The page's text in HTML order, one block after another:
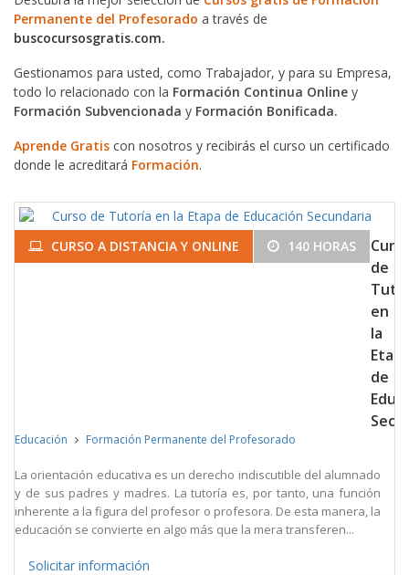
Permanente del Profesorado a través de
buscocursosgratis.com.
Gestionamos para usted, como Trabajador, y para su Empresa,
todo lo relacionado con la Formación Continua Online y
Formación Subvencionada y Formación Bonificada.
Aprende Gratis con nosotros y recibirás el curso un certificado
donde le acreditará Formación.
CURSO A DISTANCIA Y ONLINE 140 HORAS
de
en
la
de
Educación Formación Permanente del Profesorado
La orientación educativa es un derecho indiscutible del alumnado
y de sus padres y madres. La tutoría es, por tanto, una función
inherente a la figura del profesor o profesora. De esta manera, la
educación se convierte en algo más que la mera transferen...
Solicitar información